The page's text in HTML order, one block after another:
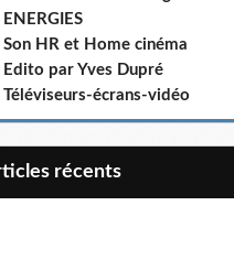
HR et Home cinéma
par Yves Dupré
écrans-vidéo
récents